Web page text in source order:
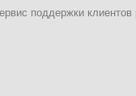
поддержки